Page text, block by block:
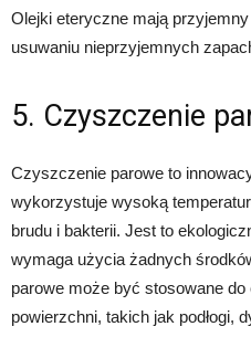
Olejki eteryczne mają
usuwaniu nieprzyjemnych
5. Czyszczenie
Czyszczenie parowe to
wykorzystuje wysoką
brudu i bakterii. Jest to
wymaga użycia żadnych
parowe może być stosowane
powierzchni, takich jak podłogi,